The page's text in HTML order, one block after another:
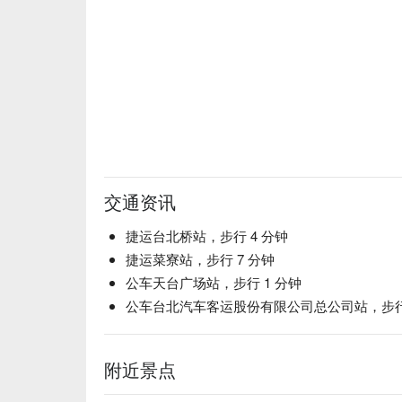
交通资讯
捷运台北桥站，步行 4 分钟
捷运菜寮站，步行 7 分钟
公车天台广场站，步行 1 分钟
公车台北汽车客运股份有限公司总公司站，步
附近景点